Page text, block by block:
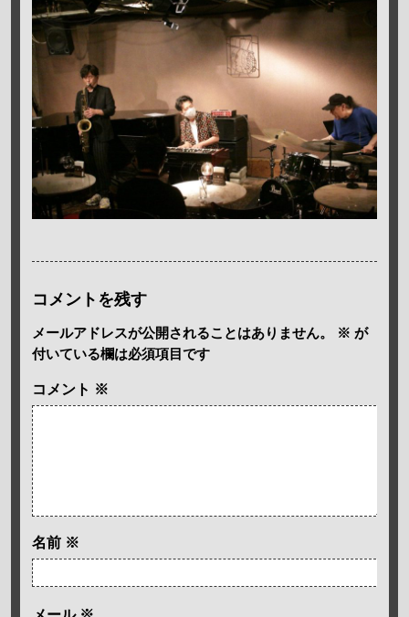
コメントを残す
メールアドレスが公開されることはありません。 ※ が
付いている欄は必須項目です
コメント ※
名前 ※